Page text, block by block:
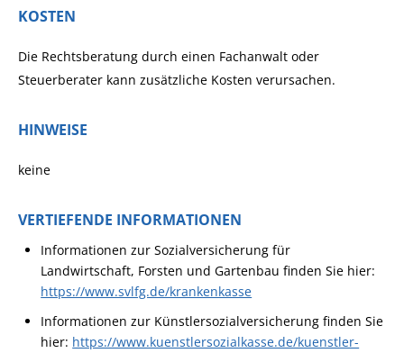
KOSTEN
Die Rechtsberatung durch einen Fachanwalt oder
Steuerberater kann zusätzliche Kosten verursachen.
HINWEISE
keine
VERTIEFENDE INFORMATIONEN
Informationen zurSozialversicherung für
Landwirtschaft, Forsten und Gartenbau finden Sie hier:
https://www.svlfg.de/krankenkasse
Informationen zur Künstlersozialversicherung finden Sie
hier: https://www.kuenstlersozialkasse.de/kuenstler-